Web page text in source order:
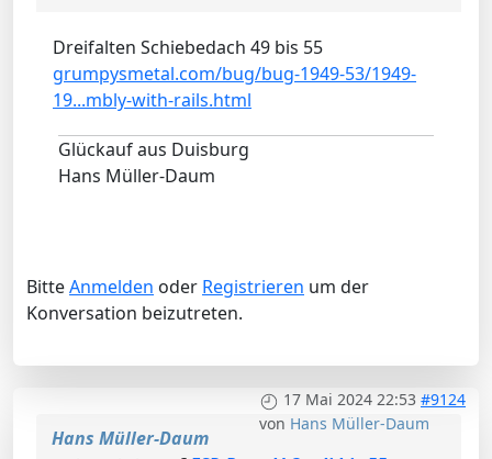
Dreifalten Schiebedach 49 bis 55
grumpysmetal.com/bug/bug-1949-53/1949-
19...mbly-with-rails.html
Glückauf aus Duisburg
Hans Müller-Daum
BitteAnmelden oder Registrieren um der
Konversation beizutreten.
17 Mai 2024 22:53 #9124
von Hans Müller-Daum
Hans Müller-Daum